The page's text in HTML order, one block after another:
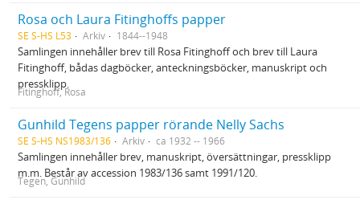
Rosa och Laura Fitinghoffs papper
SE S-HS L53 Arkiv 1844--1948
Samlingen innehåller brev till Rosa Fitinghoff och brev till Laura
Fitinghoff, bådas dagböcker, anteckningsböcker, manuskript och
pressklipp.
Fitinghoff, Rosa
Gunhild Tegens papper rörande Nelly Sachs
SE S-HS NS1983/136 Arkiv ca 1932 -- 1966
Samlingen innehåller brev, manuskript, översättningar, pressklipp
m.m. Består av accession 1983/136 samt 1991/120.
Tegen, Gunhild